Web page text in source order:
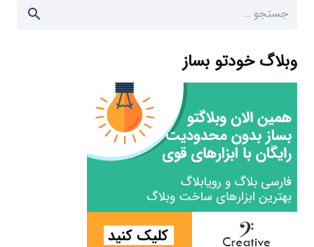
جستجو
وبلاگ خودتو بساز